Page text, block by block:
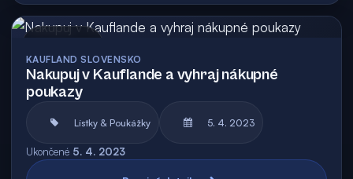
KAUFLAND SLOVENSKO
Nakupuj v Kauflande a vyhraj nákupné
poukazy
Lístky & Poukážky 5. 4. 2023
Ukončené 5. 4. 2023